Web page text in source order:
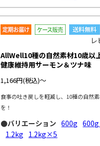
AllWell10種の自然素材10歳以
健康維持用サーモン＆ツナ味
1,166円(税込)～
食事の吐き戻しを軽減し、10種の自然
を！
●バリエーション 600g
1.2kg 1.2kg×5